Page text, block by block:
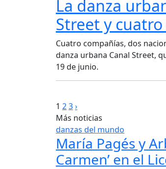
La danza
Street y
Cuatro compañías, dos
danza urbana Canal Street,
19 de junio.
Paginación
de
entradas
1 23›
Más noticias
danzas del mundo
María Pagés y
Carmen’ en el